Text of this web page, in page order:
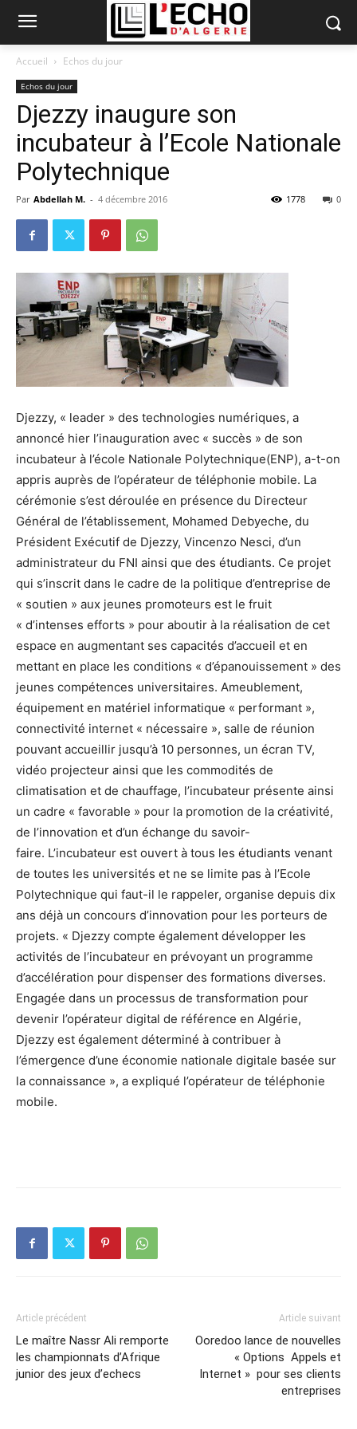
Accueil Echos du jour
Echos du jour
Djezzy inaugure son
incubateur à l’Ecole Nationale
Polytechnique
Par Abdellah M. - 4 décembre 2016 0
1778
Djezzy, « leader » des technologies numériques, a
annoncé hier l’inauguration avec « succès » de son
incubateur à l’école Nationale Polytechnique(ENP), a-t-on
appris auprès de l’opérateur de téléphonie mobile. La
cérémonie s’est déroulée en présence du Directeur
Général de l’établissement, Mohamed Debyeche, du
Président Exécutif de Djezzy, Vincenzo Nesci, d’un
administrateur du FNI ainsi que des étudiants. Ce projet
qui s’inscrit dans le cadre de la politique d’entreprise de
« soutien » aux jeunes promoteurs est le fruit
« d’intenses efforts » pour aboutir à la réalisation de cet
espace en augmentant ses capacités d’accueil et en
mettant en place les conditions « d’épanouissement » des
jeunes compétences universitaires. Ameublement,
équipement en matériel informatique « performant »,
connectivité internet « nécessaire », salle de réunion
pouvant accueillir jusqu’à 10 personnes, un écran TV,
vidéo projecteur ainsi que les commodités de
climatisation et de chauffage, l’incubateur présente ainsi
un cadre « favorable » pour la promotion de la créativité,
de l’innovation et d’un échange du savoir-
faire. L’incubateur est ouvert à tous les étudiants venant
de toutes les universités et ne se limite pas à l’Ecole
Polytechnique qui faut-il le rappeler, organise depuis dix
ans déjà un concours d’innovation pour les porteurs de
projets. « Djezzy compte également développer les
activités de l’incubateur en prévoyant un programme
d’accélération pour dispenser des formations diverses.
Engagée dans un processus de transformation pour
devenir l’opérateur digital de référence en Algérie,
Djezzy est également déterminé à contribuer à
l’émergence d’une économie nationale digitale basée sur
la connaissance », a expliqué l’opérateur de téléphonie
mobile.
Article précédent
Le maître Nassr Ali remporte
les championnats d’Afrique
junior des jeux d’echecs
Article suivant
Ooredoo lance de nouvelles
« Options Appels et
Internet » pour ses clients
entreprises